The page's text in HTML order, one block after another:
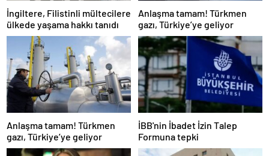
İngiltere, Filistinli mültecilere
ülkede yaşama hakkı tanıdı
Anlaşma tamam! Türkmen
gazı, Türkiye’ye geliyor
Anlaşma tamam! Türkmen
gazı, Türkiye’ye geliyor
İBB'nin İbadet İzin Talep
Formuna tepki